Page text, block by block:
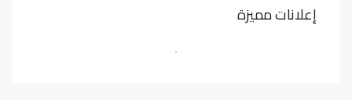
إعلانات مميزة